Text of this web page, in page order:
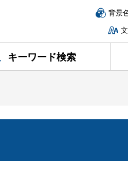
背景
キーワード検索